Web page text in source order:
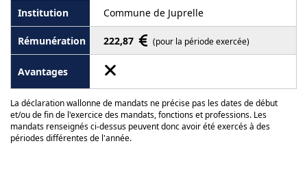
Commune de Juprelle
222,87 (pour la période exercée)
La déclaration wallonne de mandats ne précise pas les dates de début
et/ou de fin de l'exercice des mandats, fonctions et professions. Les
mandats renseignés ci-dessus peuvent donc avoir été exercés à des
périodes différentes de l'année.